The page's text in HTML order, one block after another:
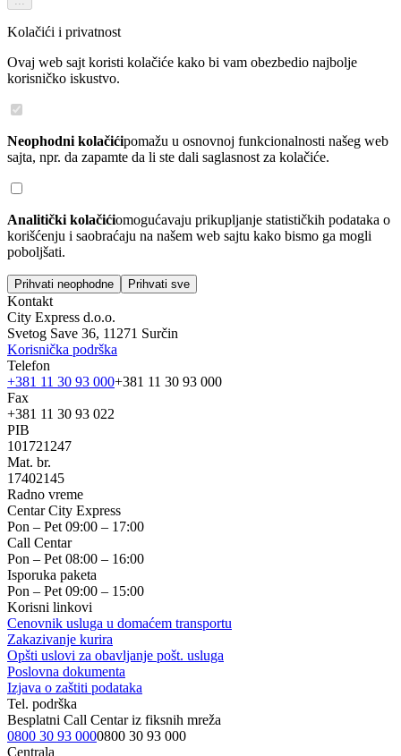
Kolačići i privatnost
Ovaj web sajt koristi kolačiće kako bi vam obezbedio najbolje
korisničko iskustvo.
Neophodni kolačićipomažu u osnovnoj funkcionalnosti našeg web
sajta, npr. da zapamte da li ste dali saglasnost za kolačiće.
Analitički kolačićiomogućavaju prikupljanje statističkih podataka o
korišćenju i saobraćaju na našem web sajtu kako bismo ga mogli
poboljšati.
Prihvati neophodne Prihvati sve
Kontakt
City Express d.o.o.
Svetog Save 36, 11271 Surčin
Korisnička podrška
Telefon
+381 11 30 93 000+381 11 30 93 000
Fax
+381 11 30 93 022
PIB
101721247
Mat. br.
17402145
Radno vreme
Centar City Express
Pon – Pet 09:00 – 17:00
Call Centar
Pon – Pet 08:00 – 16:00
Isporuka paketa
Pon – Pet 09:00 – 15:00
Korisni linkovi
Cenovnik usluga u domaćem transportu
Zakazivanje kurira
Opšti uslovi za obavljanje pošt. usluga
Poslovna dokumenta
Izjava o zaštiti podataka
Tel. podrška
Besplatni Call Centar iz fiksnih mreža
0800 30 93 0000800 30 93 000
Centrala